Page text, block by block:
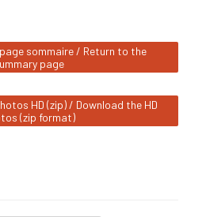
sommaire / Return to the
page
HD (zip) / Download the HD
(zip format)